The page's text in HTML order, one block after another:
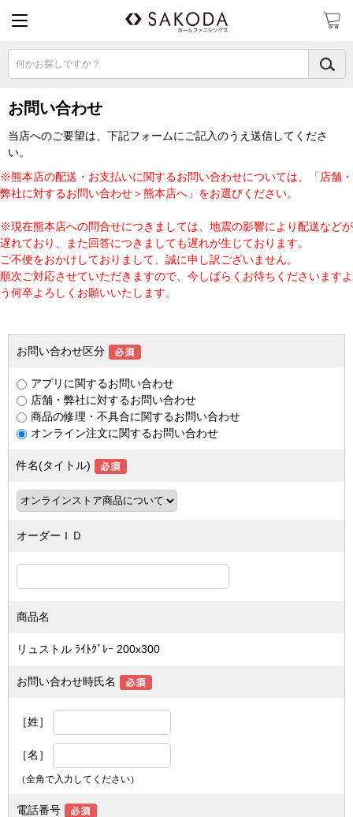
何かお探しですか？
お問い合わせ
当店へのご要望は、下記フォームにご記入のうえ送信してくださ
い。
※熊本店の配送・お支払いに関するお問い合わせについては、「店舗・
弊社に対するお問い合わせ＞熊本店へ」をお選びください。
※現在熊本店への問合せにつきましては、地震の影響により配送などが
遅れており、また回答につきましても遅れが生じております。
ご不便をおかけしておりまして、誠に申し訳ございません。
順次ご対応させていただきますので、今しばらくお待ちくださいますよ
う何卒よろしくお願いいたします。
お問い合わせ区分
アプリに関するお問い合わせ
店舗・弊社に対するお問い合わせ
商品の修理・不具合に関するお問い合わせ
オンライン注文に関するお問い合わせ
件名(タイトル)
オーダーＩＤ
商品名
リュストル ﾗｲﾄｸﾞﾚｰ 200x300
お問い合わせ時氏名
［姓］
［名］
（全角で入力してください）
電話番号